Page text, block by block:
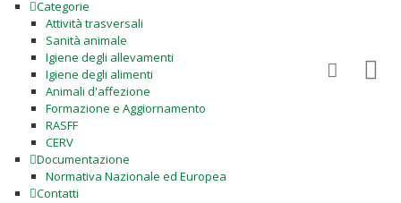
Categorie
Attività trasversali
Sanità animale
Igiene degli allevamenti
Igiene degli alimenti
Animali d'affezione
Formazione e Aggiornamento
RASFF
CERV
Documentazione
Normativa Nazionale ed Europea
Contatti